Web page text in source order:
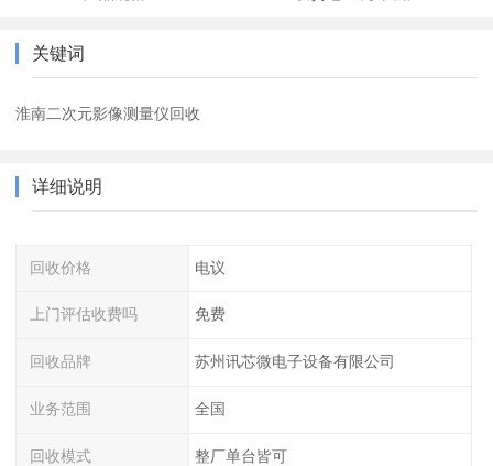
关键词
淮南二次元影像测量仪回收
详细说明
回收价格 电议
上门评估收费吗 免费
回收品牌 苏州讯芯微电子设备有限公司
业务范围 全国
回收模式 整厂单台皆可